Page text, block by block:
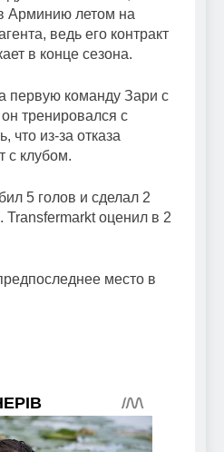
Арминию летом на
ведь его контракт
в конце сезона.
первую команду Зари с
тренировался с
что из-за отказа
с клубом.
5 голов и сделал 2
Transfermarkt оценил в 2
место в